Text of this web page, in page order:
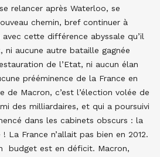
relancer après Waterloo, se
chemin, bref continuer à
cette différence abyssale qu’il
ni aucune autre bataille gagnée
de l’Etat, ni aucun élan
prééminence de la France en
de Macron, c’est l’élection volée de
des milliardaires, et qui a poursuivi
dans les cabinets obscurs : la
La France n’allait pas bien en 2012.
budget est en déficit. Macron,